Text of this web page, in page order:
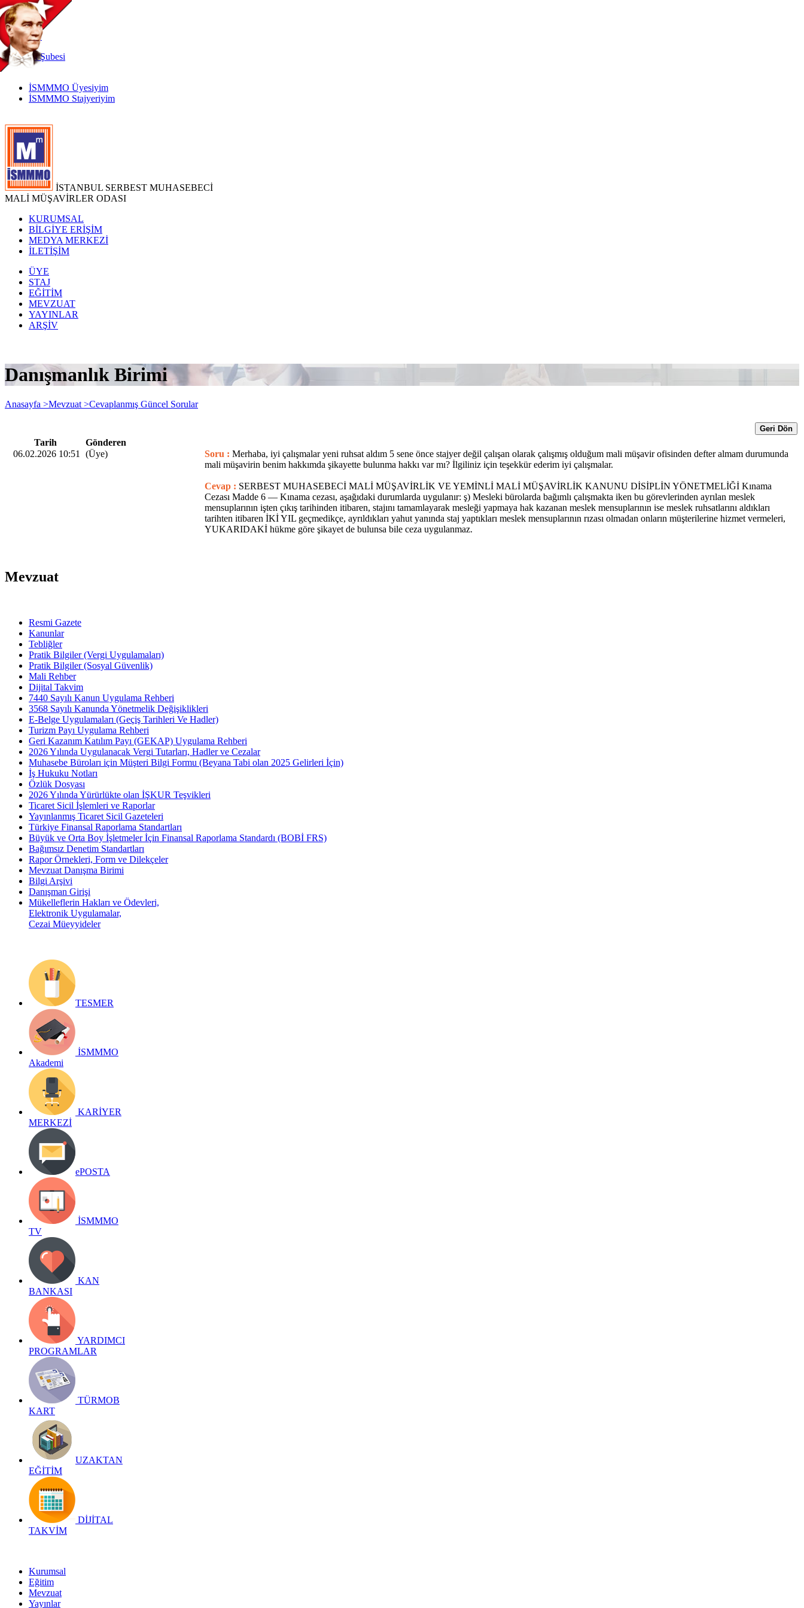
TR
|
EN
İnternetŞubesi
İSMMMO Üyesiyim
İSMMMO Stajyeriyim
İSTANBUL SERBEST MUHASEBECİ
MALİ MÜŞAVİRLER ODASI
KURUMSAL
BİLGİYE ERİŞİM
MEDYA MERKEZİ
İLETİŞİM
ÜYE
STAJ
EĞİTİM
MEVZUAT
YAYINLAR
ARŞİV
Danışmanlık Birimi
Anasayfa >Mevzuat >Cevaplanmış Güncel Sorular
Geri Dön
Tarih
Gönderen
06.02.2026 10:51
(Üye) Soru : Merhaba, iyi çalışmalar yeni ruhsat aldım 5 sene önce stajyer değil çalışan olarak çalışmış olduğum mali müşavir ofisinden defter almam durumunda
mali müşavirin benim hakkımda şikayette bulunma hakkı var mı? İlgiliniz için teşekkür ederim iyi çalışmalar.
Cevap : SERBEST MUHASEBECİ MALİ MÜŞAVİRLİK VE YEMİNLİ MALİ MÜŞAVİRLİK KANUNU DİSİPLİN YÖNETMELİĞİ Kınama
Cezası Madde 6 — Kınama cezası, aşağıdaki durumlarda uygulanır: ş) Mesleki bürolarda bağımlı çalışmakta iken bu görevlerinden ayrılan meslek
mensuplarının işten çıkış tarihinden itibaren, stajını tamamlayarak mesleği yapmaya hak kazanan meslek mensuplarının ise meslek ruhsatlarını aldıkları
tarihten itibaren İKİ YIL geçmedikçe, ayrıldıkları yahut yanında staj yaptıkları meslek mensuplarının rızası olmadan onların müşterilerine hizmet vermeleri,
YUKARIDAKİ hükme göre şikayet de bulunsa bile ceza uygulanmaz.
Mevzuat
Resmi Gazete
Kanunlar
Tebliğler
Pratik Bilgiler (Vergi Uygulamaları)
Pratik Bilgiler (Sosyal Güvenlik)
Mali Rehber
Dijital Takvim
7440 Sayılı Kanun Uygulama Rehberi
3568 Sayılı Kanunda Yönetmelik Değişiklikleri
E-Belge Uygulamaları (Geçiş Tarihleri Ve Hadler)
Turizm Payı Uygulama Rehberi
Geri Kazanım Katılım Payı (GEKAP) Uygulama Rehberi
2026 Yılında Uygulanacak Vergi Tutarları, Hadler ve Cezalar
Muhasebe Büroları için Müşteri Bilgi Formu (Beyana Tabi olan 2025 Gelirleri İçin)
İş Hukuku Notları
Özlük Dosyası
2026 Yılında Yürürlükte olan İŞKUR Teşvikleri
Ticaret Sicil İşlemleri ve Raporlar
Yayınlanmış Ticaret Sicil Gazeteleri
Türkiye Finansal Raporlama Standartları
Büyük ve Orta Boy İşletmeler İçin Finansal Raporlama Standardı (BOBİ FRS)
Bağımsız Denetim Standartları
Rapor Örnekleri, Form ve Dilekçeler
Mevzuat Danışma Birimi
Bilgi Arşivi
Danışman Girişi
Mükelleflerin Hakları ve Ödevleri,
Elektronik Uygulamalar,
Cezai Müeyyideler
TESMER
İSMMMO
Akademi
KARİYER
MERKEZİ
ePOSTA
İSMMMO
TV
KAN
BANKASI
YARDIMCI
PROGRAMLAR
TÜRMOB
KART
UZAKTAN
EĞİTİM
DİJİTAL
TAKVİM
Kurumsal
Eğitim
Mevzuat
Yayınlar